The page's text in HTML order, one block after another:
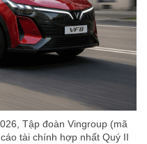
Tập đoàn Vingroup (mã
tài chính hợp nhất Quý II